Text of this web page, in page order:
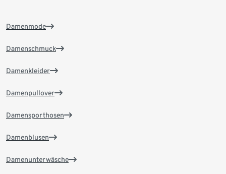
Damenmode
Damenschmuck
Damenkleider
Damenpullover
Damensporthosen
Damenblusen
Damenunterwäsche